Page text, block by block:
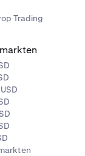
Trading